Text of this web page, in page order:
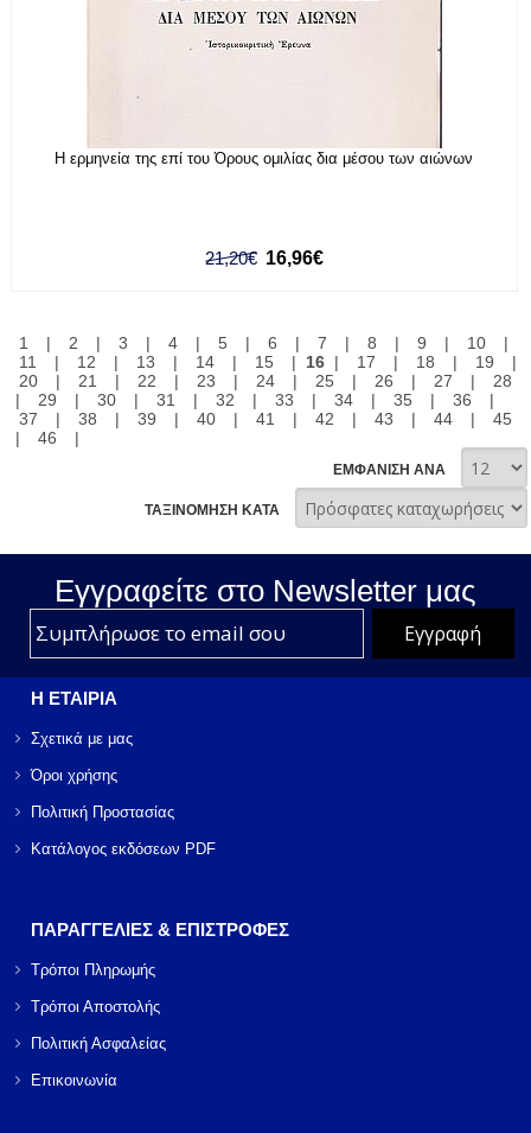
Η ερμηνεία της επί του Όρους ομιλίας δια μέσου των αιώνων
21,20€ 16,96€
1 | 2 | 3 | 4 | 5 | 6 | 7 | 8 | 9 | 10
|
11
| 12 | 13 | 14 | 15 | 16| 17 | 18 | 19
|
20
| 21 | 22 | 23 | 24 | 25 | 26 | 27 |
28
|
29 | 30 | 31 | 32 | 33 | 34 | 35 | 36
|
37
| 38 | 39 | 40 | 41 | 42 | 43 | 44 |
45
|
46 |
ΕΜΦΑΝΙΣΗ ΑΝΑ
ΤΑΞΙΝΟΜΗΣΗ ΚΑΤΑ
Εγγραφείτε στο Νewsletter μας
Η ΕΤΑΙΡΙΑ
Σχετικά με μας
Όροι χρήσης
Πολιτική Προστασίας
Κατάλογος εκδόσεων PDF
ΠΑΡΑΓΓΕΛΙΕΣ & ΕΠΙΣΤΡΟΦΕΣ
Τρόποι Πληρωμής
Τρόποι Αποστολής
Πολιτική Ασφαλείας
Επικοινωνία